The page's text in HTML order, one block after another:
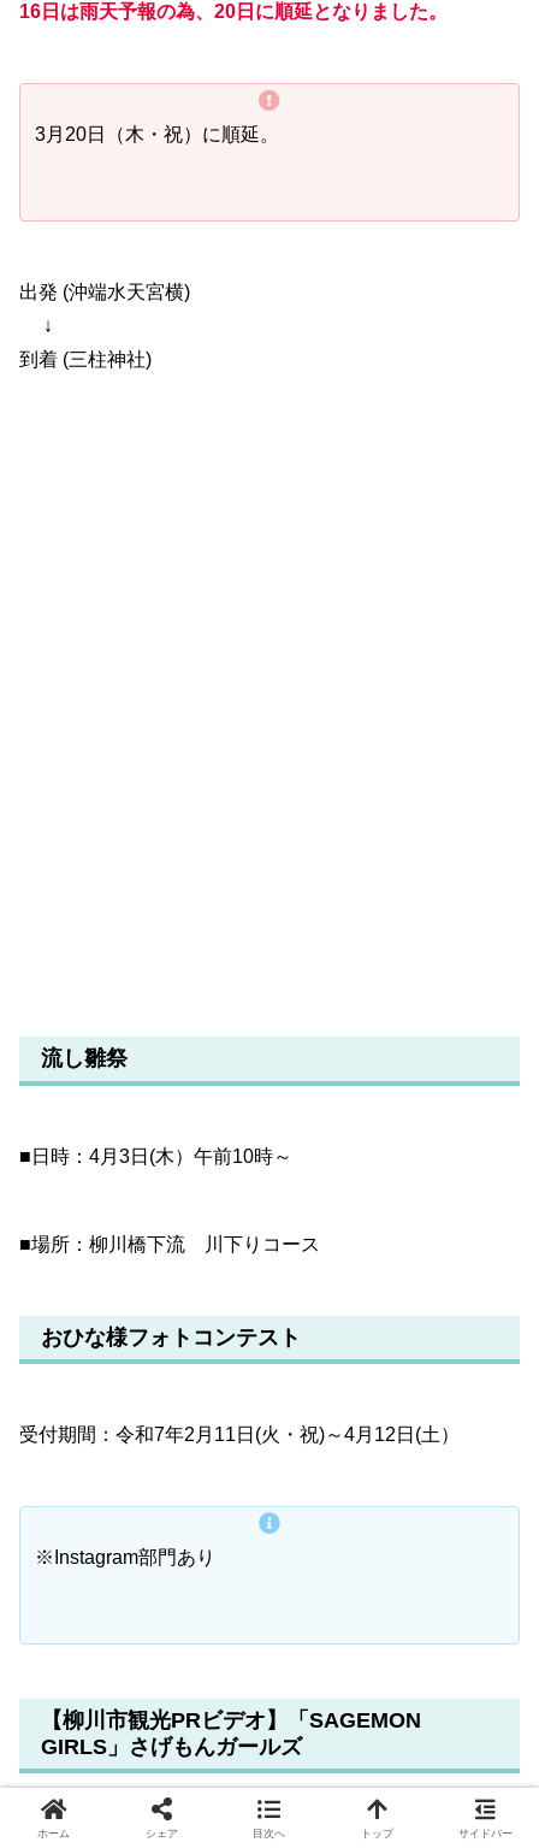
16日は雨天予報の為、20日に順延となりました。
3月20日（木・祝）に順延。
出発 (沖端水天宮横)
↓
到着 (三柱神社)
流し雛祭
■日時：4月3日(木）午前10時～
■場所：柳川橋下流 川下りコース
おひな様フォトコンテスト
受付期間：令和7年2月11日(火・祝)～4月12日(土）
※Instagram部門あり
【柳川市観光PRビデオ】「SAGEMON
GIRLS」さげもんガールズ
ホーム シェア 目次へ トップ サイドバー